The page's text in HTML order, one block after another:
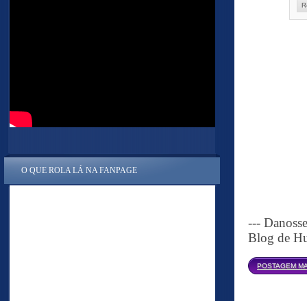
---
Blog de
POSTAGEM
O QUE ROLA LÁ NA FANPAGE